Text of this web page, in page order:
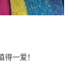
一爱！